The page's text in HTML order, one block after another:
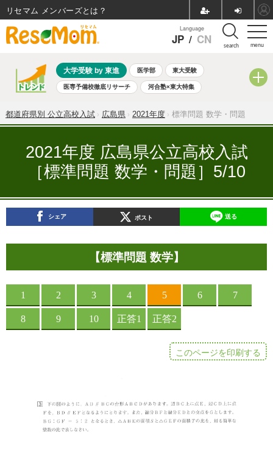
menu
Language
JP / CN search
大学受験 by 東進 医学部 東大受験
医専予備校徹底リサーチ 河合塾×東大特集
共通テスト 夏休み 8月開催学校説明会・相談会
自由研究教材（小学生向け） 自由研究教材（中学生向け）
ランキング
都道府県別 公立高校入試 広島県 2021年度 標準問題 数学・問題
2021年度 広島県公立高校入試
［標準問題 数学・問題］5/10
シェア ポスト 送る
【標準問題 数学】
このページを印刷する
リセマム メンバーズ